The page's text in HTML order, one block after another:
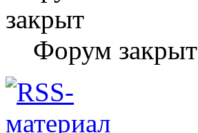
Форум закрыт